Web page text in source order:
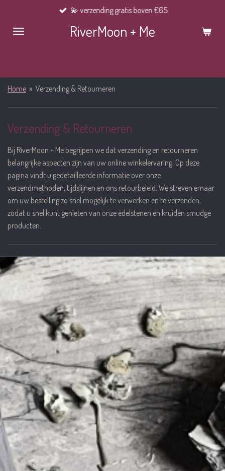
naar
RiverMoon + Me
💫 verzending gratis boven €65
Home » Verzending & Retourneren
Verzending & Retourneren
Bij RiverMoon + Me begrijpen we dat verzending en retourneren
belangrijke aspecten zijn van uw online winkelervaring. Op deze
pagina vindt u gedetailleerde informatie over onze
verzendmethoden, tijdslijnen en ons retourbeleid. We streven ernaar
om uw bestelling zo snel mogelijk te verwerken en te verzenden,
zodat u snel kunt genieten van onze edelstenen en kruiden smudge
producten.